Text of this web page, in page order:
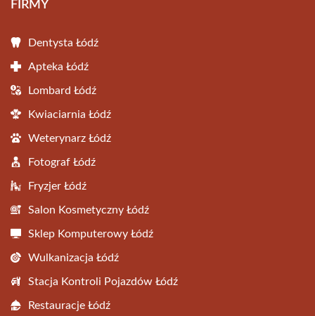
FIRMY
Dentysta Łódź
Apteka Łódź
Lombard Łódź
Kwiaciarnia Łódź
Weterynarz Łódź
Fotograf Łódź
Fryzjer Łódź
Salon Kosmetyczny Łódź
Sklep Komputerowy Łódź
Wulkanizacja Łódź
Stacja Kontroli Pojazdów Łódź
Restauracje Łódź